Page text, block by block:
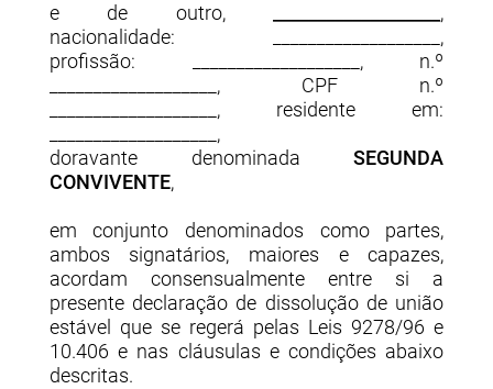
e de outro,
,
nacionalidade: ___________________,
profissão: ___________________, n.º
___________________, CPF n.º
___________________, residente em:
___________________,
doravante denominadaSEGUNDA
CONVIVENTE,
em conjunto denominados como partes,
ambos signatários, maiores e capazes,
acordam consensualmente entre si a
presente declaração de dissolução de união
estável que se regerá pelas Leis 9278/96 e
10.406 e nas cláusulas e condições abaixo
descritas.